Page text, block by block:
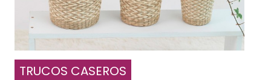
TRUCOS CASEROS